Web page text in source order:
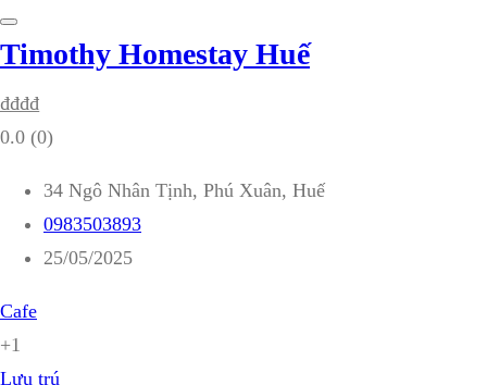
Timothy Homestay Huế
₫₫₫₫
0.0 (0)
34 Ngô Nhân Tịnh, Phú Xuân, Huế
0983503893
25/05/2025
Cafe
+1
Lưu trú